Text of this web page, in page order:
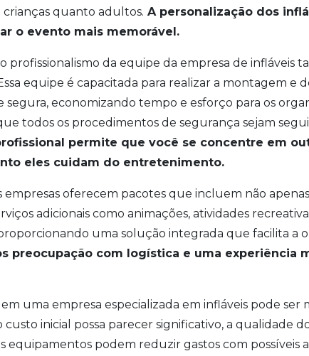
quanto adultos. A personalização dos
o evento mais memorável.
profissionalismo da equipe da empresa de infláveis
equipe é capacitada para realizar a montagem e
segura, economizando tempo e esforço para os
todos os procedimentos de segurança sejam
permite que você se concentre em
eles cuidam do entretenimento.
empresas oferecem pacotes que incluem não
adicionais como animações, atividades
uma solução integrada que facilita a
preocupação com logística e uma experiência
uma empresa especializada em infláveis pode ser
custo inicial possa parecer significativo, a qualidade
equipamentos podem reduzir gastos com possíveis